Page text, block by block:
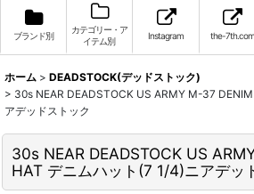
ブランド別
カテゴリー・ア
イテム別
Instagram the-7th.com
ホーム > DEADSTOCK(デッドストック)
> 30s NEAR DEADSTOCK US ARMY M-37
アデッドストック
30s NEAR DEADSTOCK US
HAT デニムハット(7 1/4)ニアデッ